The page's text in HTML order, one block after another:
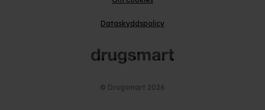
Dataskyddspolicy
© Drugsmart 2026